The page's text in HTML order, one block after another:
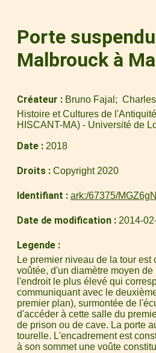
Porte
Malbrouck à
Créateur Bruno Fajal
Histoire et Cultures de
HISCANT-MA) - Université de
Date 2018
Droits Copyright 2020
Identifiant ark:/67375/
Date de modification 2014-
Legende
Le premier niveau de la tour
voûtée, d'un diamètre moyen
l'endroit le plus élevé qui
communiquant avec le
premier plan), surmontée de
d'accéder à cette salle du
de prison ou de cave. La porte
tourelle. L'encadrement est
à son sommet une voûte